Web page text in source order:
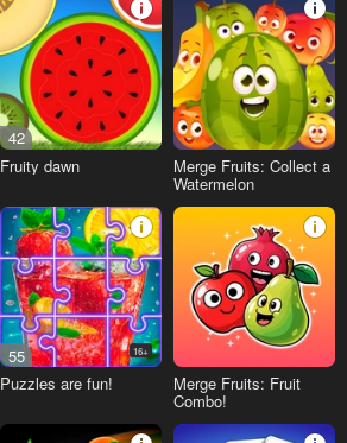
42
Fruity dawn
Merge Fruits: Collect a
Watermelon
55 16+
Puzzles are fun! Merge Fruits: Fruit
Combo!